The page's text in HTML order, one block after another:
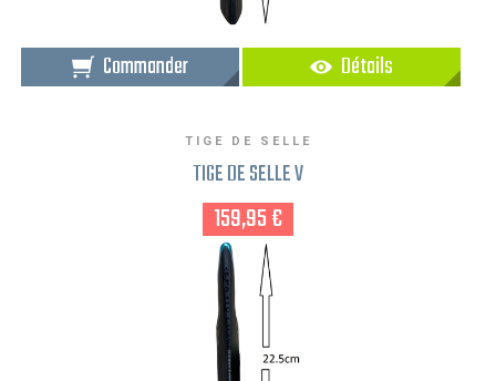
Commander Détails
TIGE DE SELLE
TIGE DE SELLE V
159,95 €